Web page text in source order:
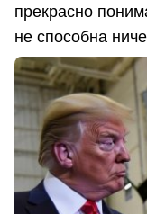
прекрасно
не способна